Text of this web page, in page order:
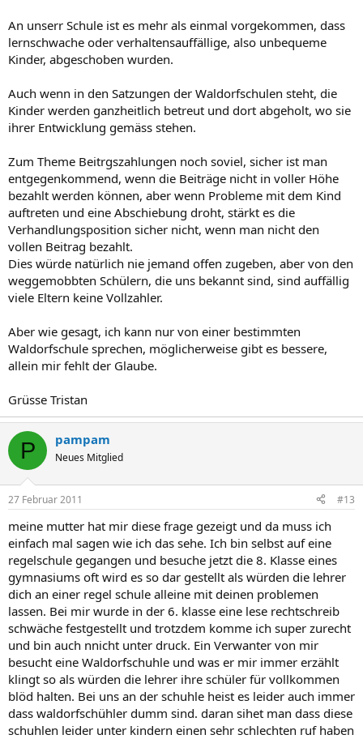
An unserr Schule ist es mehr als einmal vorgekommen, dass
lernschwache oder verhaltensauffällige, also unbequeme
Kinder, abgeschoben wurden.
Auch wenn in den Satzungen der Waldorfschulen steht, die
Kinder werden ganzheitlich betreut und dort abgeholt, wo sie
ihrer Entwicklung gemäss stehen.
Zum Theme Beitrgszahlungen noch soviel, sicher ist man
entgegenkommend, wenn die Beiträge nicht in voller Höhe
bezahlt werden können, aber wenn Probleme mit dem Kind
auftreten und eine Abschiebung droht, stärkt es die
Verhandlungsposition sicher nicht, wenn man nicht den
vollen Beitrag bezahlt.
Dies würde natürlich nie jemand offen zugeben, aber von den
weggemobbten Schülern, die uns bekannt sind, sind auffällig
viele Eltern keine Vollzahler.
Aber wie gesagt, ich kann nur von einer bestimmten
Waldorfschule sprechen, möglicherweise gibt es bessere,
allein mir fehlt der Glaube.
Grüsse Tristan
P pampam
Neues Mitglied
27 Februar 2011 #13
meine mutter hat mir diese frage gezeigt und da muss ich
einfach mal sagen wie ich das sehe. Ich bin selbst auf eine
regelschule gegangen und besuche jetzt die 8. Klasse eines
gymnasiums oft wird es so dar gestellt als würden die lehrer
dich an einer regel schule alleine mit deinen problemen
lassen. Bei mir wurde in der 6. klasse eine lese rechtschreib
schwäche festgestellt und trotzdem komme ich super zurecht
und bin auch nnicht unter druck. Ein Verwanter von mir
besucht eine Waldorfschuhle und was er mir immer erzählt
klingt so als würden die lehrer ihre schüler für vollkommen
blöd halten. Bei uns an der schuhle heist es leider auch immer
dass waldorfschühler dumm sind. daran sihet man dass diese
schuhlen leider unter kindern einen sehr schlechten ruf haben